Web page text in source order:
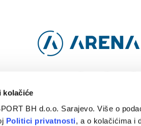
kolačiće
BH d.o.o. Sarajevo. Više o
Politici privatnosti, a o kolačićima i